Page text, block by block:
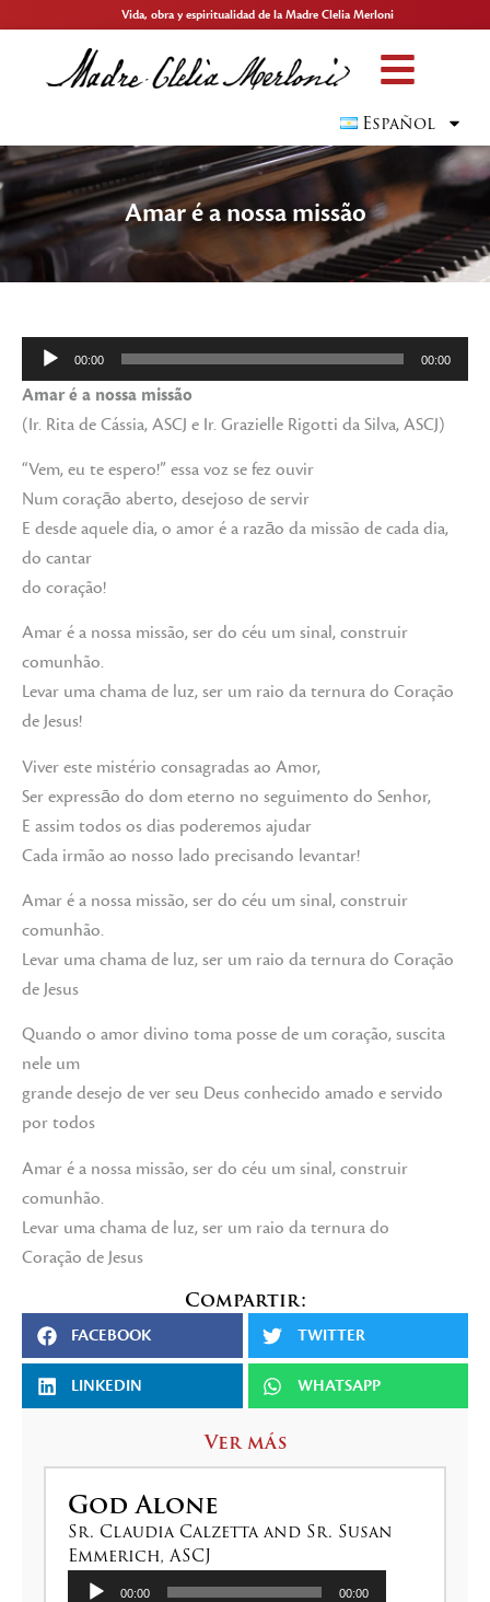
Vida, obra y espiritualidad de la Madre Clelia Merloni
Español
Amar é a nossa missão
Reproductor
de
00:00 00:00
Amar é a nossa missão
(Ir. Rita de Cássia, ASCJ e Ir. Grazielle Rigotti da Silva, ASCJ)
“Vem, eu te espero!” essa voz se fez ouvir
Num coraçāo aberto, desejoso de servir
E desde aquele dia, o amor é a razāo da missão de cada dia,
do cantar
do coração!
Amar é a nossa missão, ser do céu um sinal, construir
comunhão.
Levar uma chama de luz, ser um raio da ternura do Coração
de Jesus!
Viver este mistério consagradas ao Amor,
Ser expressāo do dom eterno no seguimento do Senhor,
E assim todos os dias poderemos ajudar
Cada irmão ao nosso lado precisando levantar!
Amar é a nossa missão, ser do céu um sinal, construir
comunhão.
Levar uma chama de luz, ser um raio da ternura do Coração
de Jesus
Quando o amor divino toma posse de um coração, suscita
nele um
grande desejo de ver seu Deus conhecido amado e servido
por todos
Amar é a nossa missão, ser do céu um sinal, construir
comunhão.
Levar uma chama de luz, ser um raio da ternura do
Coração de Jesus
Compartir:
FACEBOOK TWITTER
LINKEDIN WHATSAPP
Ver más
God Alone
Sr. Claudia Calzetta and Sr. Susan
Emmerich, ASCJ
Reproductor
00:00 00:00